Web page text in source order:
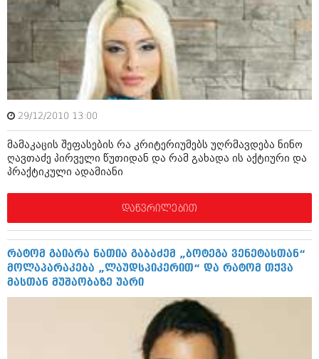
იანვარი 2016 (206)
დეკემბერი 2015 (207)
ნოემბერი 2015 (264)
ოქტომბერი 2015 (204)
სექტემბერი 2015 (215)
აგვისტო 2015 (286)
ივლისი 2015 (173)
მაისი 2015 (194)
მარტი 2015 (365)
თებერვალი 2015 (286)
იანვარი 2015 (247)
დეკემბერი 2014 (342)
ნოემბერი 2014 (290)
ოქტომბერი 2014 (292)
აგვისტო 2014 (248)
ივლისი 2014 (313)
ივნისი 2014 (366)
თებერვალი 2014 (318)
იანვარი 2014 (297)
29/12/2010 13:00
მამაკაცის შეფასების რა კრიტერიუმებს უღრმავდება ნინო
ღავთაძე პირველი წუთიდან და რამ გახადა ის აქტიური და
პრაქტიკული ადამიანი
დაწვრილებით
რატომ გაიარა ნათია გაბაძემ „ბოტეგა ვენეტასთან“
მოლაპარაკება „ლაუდსპიკერით“ და რატომ თქვა
მასთან მუშაობაზე უარი